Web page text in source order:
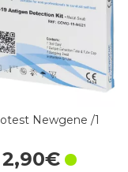
Newgene /1
2,90€